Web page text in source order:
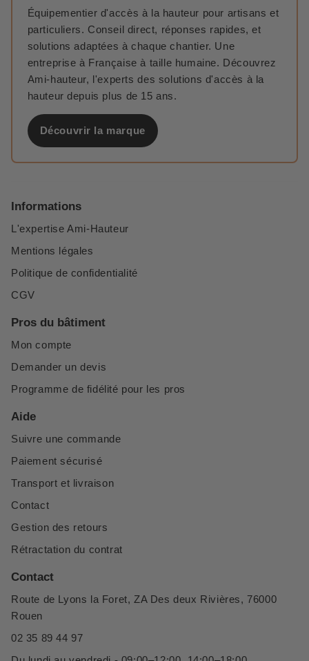
Équipementier d'accès à la hauteur pour artisans et
particuliers. Conseil direct, réponses rapides, et
solutions adaptées à chaque chantier. Une
entreprise à Française à taille humaine. Découvrez
Ami-hauteur, l'experts des solutions d'accès à la
hauteur depuis plus de 15 ans.
Découvrir la marque
Informations
L'expertise Ami-Hauteur
Mentions légales
Politique de confidentialité
CGV
Pros du bâtiment
Mon compte
Demander un devis
Programme de fidélité pour les pros
Aide
Suivre une commande
Paiement sécurisé
Transport et livraison
Contact
Gestion des retours
Rétractation du contrat
Contact
Route de Lyons la Foret, ZA Des deux Rivières, 76000
Rouen
02 35 89 44 97